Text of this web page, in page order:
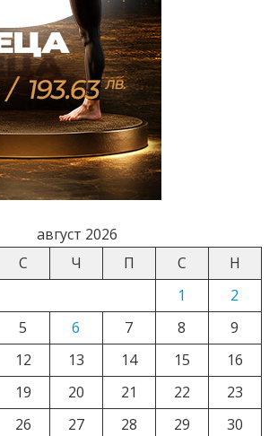
август 2026
С Ч П С
Н
1
2
5 6 7 8
9
12 13 14 15
16
19 20 21 22
23
26 27 28 29
30